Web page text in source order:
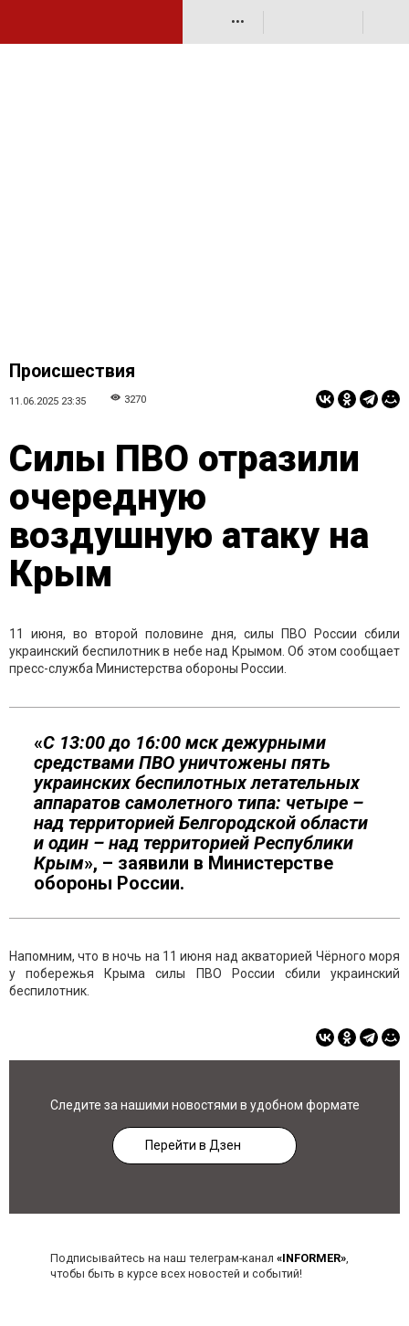
•••
Происшествия
11.06.2025 23:35 3270
Силы ПВО отразили
очередную
воздушную атаку на
Крым
11 июня, во второй половине дня, силы ПВО России сбили
украинский беспилотник в небе над Крымом. Об этом сообщает
пресс-служба Министерства обороны России.
«С 13:00 до 16:00 мск дежурными
средствами ПВО уничтожены пять
украинских беспилотных летательных
аппаратов самолетного типа: четыре –
над территорией Белгородской области
и один – над территорией Республики
Крым», – заявили в Министерстве
обороны России.
Напомним, что в ночь на 11 июня над акваторией Чёрного моря
у побережья Крыма силы ПВО России сбили украинский
беспилотник.
Следите за нашими новостями в удобном формате
Перейти в Дзен
Подписывайтесь на наш телеграм-канал «INFORMER»,
чтобы быть в курсе всех новостей и событий!